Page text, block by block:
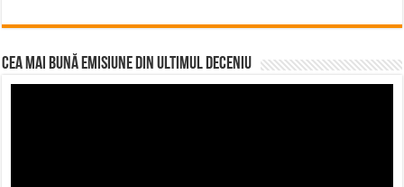
CEA MAI BUNĂ EMISIUNE DIN ULTIMUL DECENIU